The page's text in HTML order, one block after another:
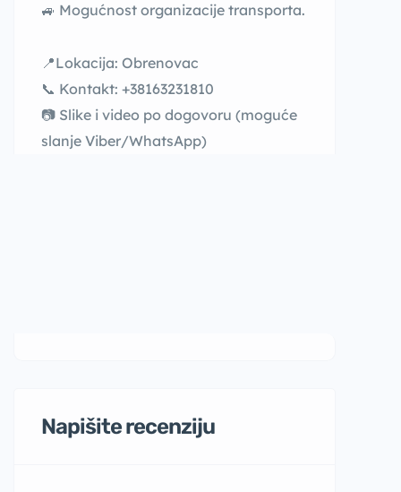
🚙 Mogućnost organizacije transporta.
📍Lokacija: Obrenovac
📞 Kontakt: +38163231810
📷 Slike i video po dogovoru (moguće
slanje Viber/WhatsApp)
Napišite recenziju